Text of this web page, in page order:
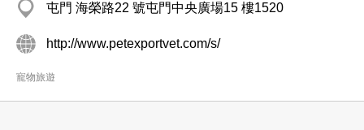
屯門 海榮路22 號屯門中央廣場15 樓1520
http://www.petexportvet.com/s/
寵物旅遊